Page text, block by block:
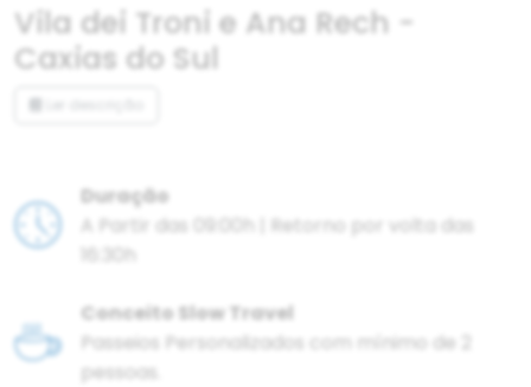
Vila dei Troni e Ana Rech -
Caxias do Sul
Duração
A Partir das 09:00h | Retorno por volta das
Conceito Slow Travel
Passeios Personalizados com mínimo de 2
pessoas.